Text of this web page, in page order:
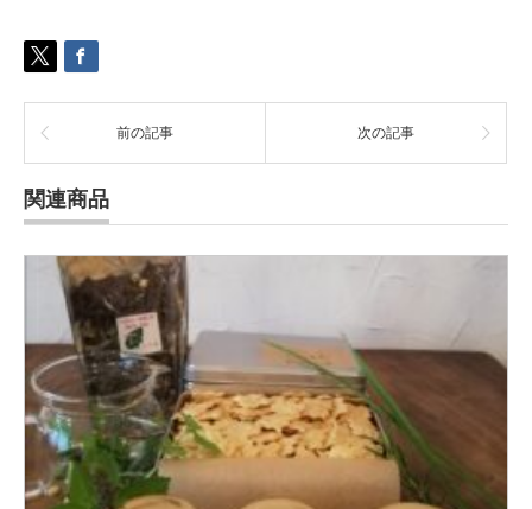
前の記事 次の記事
関連商品